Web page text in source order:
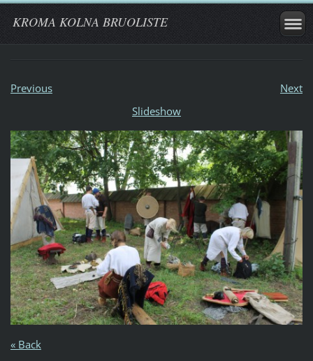
KROMA KOLNA BRUOLISTE
Previous
Next
Slideshow
« Back